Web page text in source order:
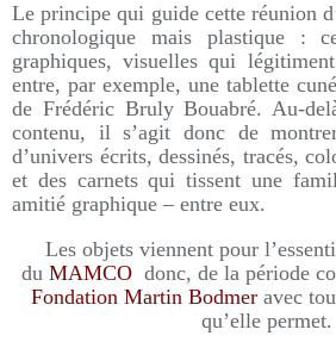
Le principe qui guide cette réunion
chronologique mais plastique :
graphiques, visuelles qui
entre, par exemple, une tablette
de Frédéric Bruly Bouabré. Au-
contenu, il s’agit donc de
d’univers écrits, dessinés, tracés,
et des carnets qui tissent une
amitié graphique – entre eux.
Les objets viennent pour
du MAMCO donc, de la période
Fondation Martin Bodmeravec
qu’elle permet.